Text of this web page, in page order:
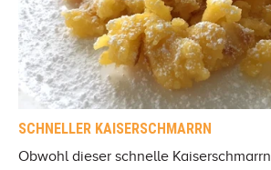
SCHNELLER KAISERSCHMARRN
Obwohl dieser schnelle